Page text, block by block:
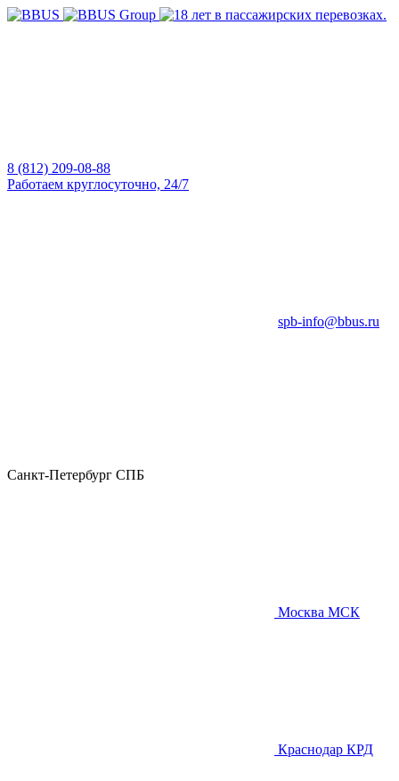
8 (812) 209-08-88
Работаем круглосуточно, 24/7
spb-info@bbus.ru
Санкт-Петербург СПБ
Москва МСК
Краснодар КРД